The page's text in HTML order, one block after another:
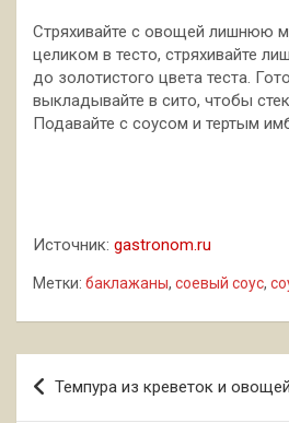
Стряхивайте с овощей лишнюю
целиком в тесто, стряхивайте
до золотистого цвета теста.
выкладывайте в сито, чтобы
Подавайте с соусом и тертым
Источник: gastronom.ru
Метки: баклажаны, соевый соус,
Навигация
по
Темпура из креветок и овощей